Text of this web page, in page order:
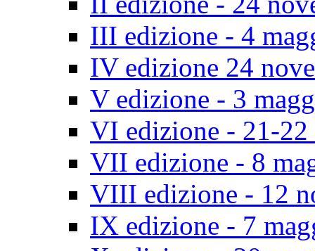
III edizione - 4
IV edizione 24
V edizione - 3
VI edizione - 21-22
VII edizione - 8
VIII edizione - 12
IX edizione - 7